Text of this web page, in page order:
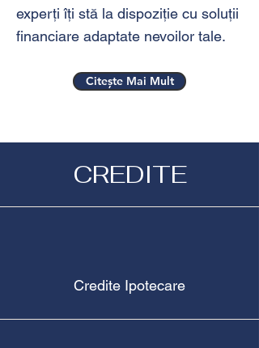
experți îți stă la dispoziție cu soluții
financiare adaptate nevoilor tale.
Citește Mai Mult
CREDITE
Credite Ipotecare